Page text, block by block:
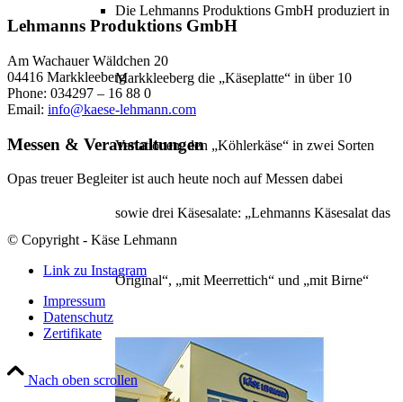
Die Lehmanns Produktions GmbH produziert in
Markkleeberg die „Käseplatte“ in über 10
Variationen, den „Köhlerkäse“ in zwei Sorten
sowie drei Käsesalate: „Lehmanns Käsesalat das
Original“, „mit Meerrettich“ und „mit Birne“
Lehmanns Produktions GmbH
Am Wachauer Wäldchen 20
04416 Markkleeberg
Phone: 034297 – 16 88 0
Email: info@kaese-lehmann.com
Messen & Veranstaltungen
Opas treuer Begleiter ist auch heute noch auf Messen dabei
© Copyright - Käse Lehmann
Link zu Instagram
Impressum
Datenschutz
Zertifikate
Nach oben scrollen